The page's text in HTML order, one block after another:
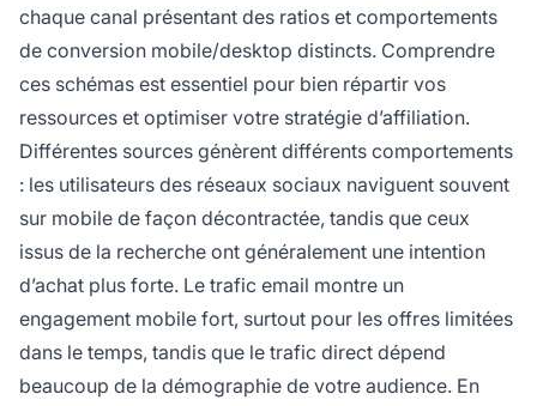
chaque canal présentant des ratios et comportements
de conversion mobile/desktop distincts. Comprendre
ces schémas est essentiel pour bien répartir vos
ressources et optimiser votre stratégie d’affiliation.
Différentes sources génèrent différents comportements
: les utilisateurs des réseaux sociaux naviguent souvent
sur mobile de façon décontractée, tandis que ceux
issus de la recherche ont généralement une intention
d’achat plus forte. Le trafic email montre un
engagement mobile fort, surtout pour les offres limitées
dans le temps, tandis que le trafic direct dépend
beaucoup de la démographie de votre audience. En